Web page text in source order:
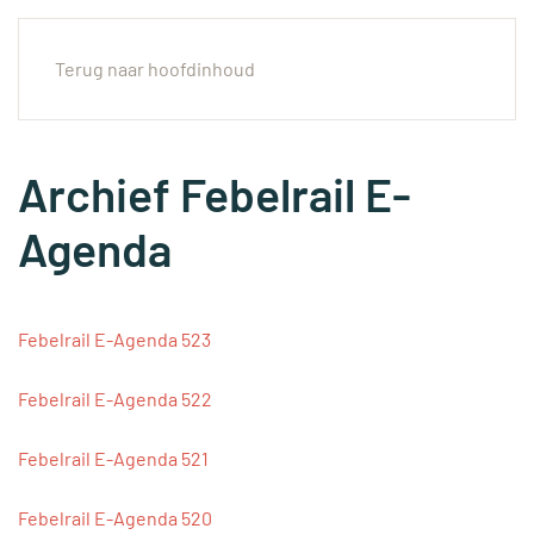
Terug naar hoofdinhoud
Archief Febelrail E-
Agenda
Febelrail E-Agenda 523
Febelrail E-Agenda 522
Febelrail E-Agenda 521
Febelrail E-Agenda 520